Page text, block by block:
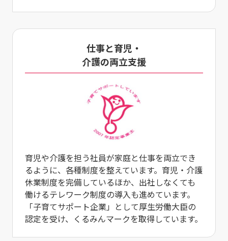
仕事と育児・
介護の両立支援
育児や介護を担う社員が家庭と仕事を両立でき
るように、各種制度を整えています。育児・介護
休業制度を完備しているほか、出社しなくても
働けるテレワーク制度の導入も進めています。
「子育てサポート企業」として厚生労働大臣の
認定を受け、くるみんマークを取得しています。